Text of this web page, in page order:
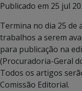
Publicado em 25 jul
Termina no dia 25 de
trabalhos a serem
para publicação na
(Procuradoria-Geral
Todos os artigos
Comissão Editorial.